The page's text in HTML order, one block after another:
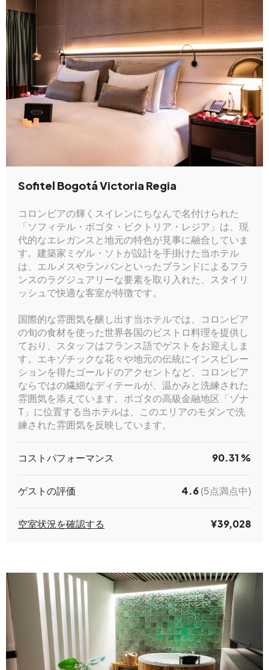
Sofitel Bogotá Victoria Regia
コロンビアの輝くスイレンにちなんで名付けられた
「ソフィテル・ボゴタ・ビクトリア・レジア」は、現
代的なエレガンスと地元の特色が見事に融合していま
す。建築家ミゲル・ソトが設計を手掛けた当ホテル
は、エルメスやランバンといったブランドによるフラ
ンスのラグジュアリーな要素を取り入れた、スタイリ
ッシュで快適な客室が特徴です。
国際的な雰囲気を醸し出す当ホテルでは、コロンビア
の旬の食材を使った世界各国のビストロ料理を提供し
ており、スタッフはフランス語でゲストをお迎えしま
す。エキゾチックな花々や地元の伝統にインスピレー
ションを得たゴールドのアクセントなど、コロンビア
ならではの繊細なディテールが、温かみと洗練された
雰囲気を添えています。ボゴタの高級金融地区「ゾナ
T」に位置する当ホテルは、このエリアのモダンで洗
練された雰囲気を反映しています。
コストパフォーマンス 90.31 %
ゲストの評価 4.6(5点満点中)
空室状況を確認する ¥39,028